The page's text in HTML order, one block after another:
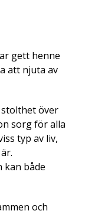
gett henne
att njuta av
över
sorg för alla
typ av liv,
kan både
och